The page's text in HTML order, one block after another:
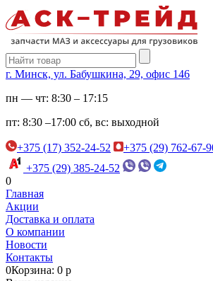
г. Минск, ул. Бабушкина, 29, офис 146
пн — чт: 8:30 – 17:15
пт: 8:30 –17:00 сб, вс: выходной
+375 (17) 352-24-52
+375 (29) 762-67-
+375 (29) 385-24-52
0
Главная
Акции
Доставка и оплата
О компании
Новости
Контакты
0Корзина: 0 р